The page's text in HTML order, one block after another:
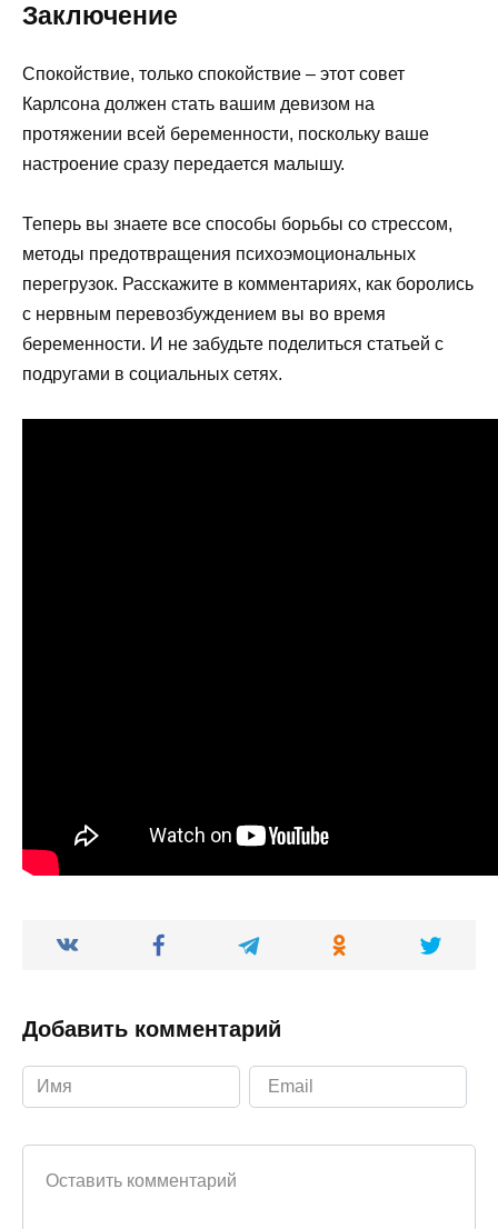
Заключение
Спокойствие, только спокойствие – этот совет
Карлсона должен стать вашим девизом на
протяжении всей беременности, поскольку ваше
настроение сразу передается малышу.
Теперь вы знаете все способы борьбы со стрессом,
методы предотвращения психоэмоциональных
перегрузок. Расскажите в комментариях, как боролись
с нервным перевозбуждением вы во время
беременности. И не забудьте поделиться статьей с
подругами в социальных сетях.
Добавить комментарий